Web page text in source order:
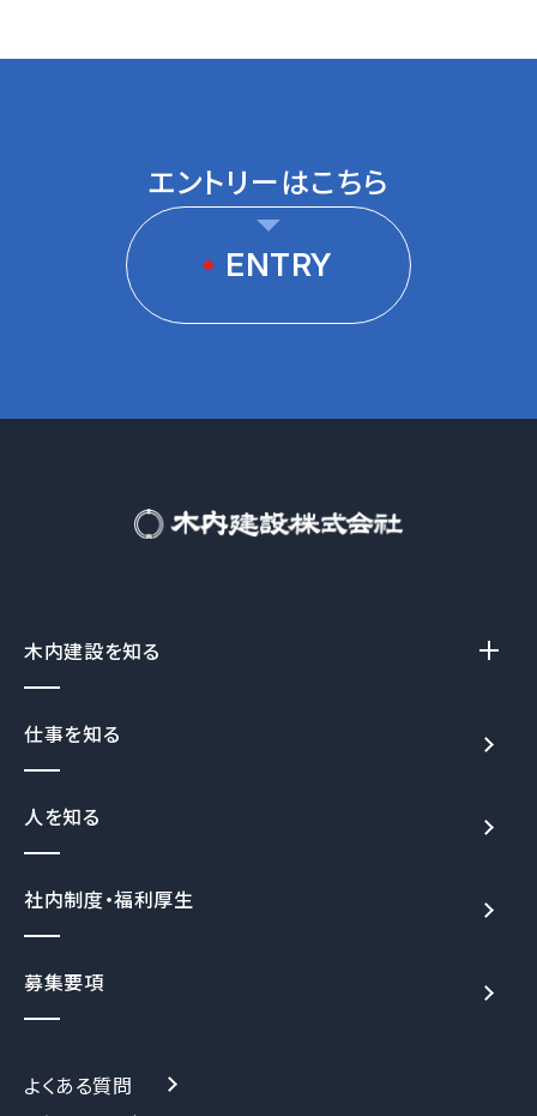
エントリーはこちら
ENTRY
木内建設を知る
仕事を知る
人を知る
社内制度・福利厚生
募集要項
よくある質問